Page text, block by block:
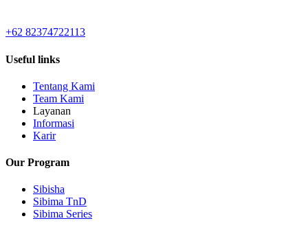
+62 82374722113
Useful links
Tentang Kami
Team Kami
Layanan
Informasi
Karir
Our Program
Sibisha
Sibima TnD
Sibima Series